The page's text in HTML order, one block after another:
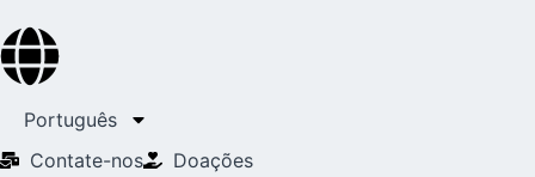
Português
Contate-nos
Doações